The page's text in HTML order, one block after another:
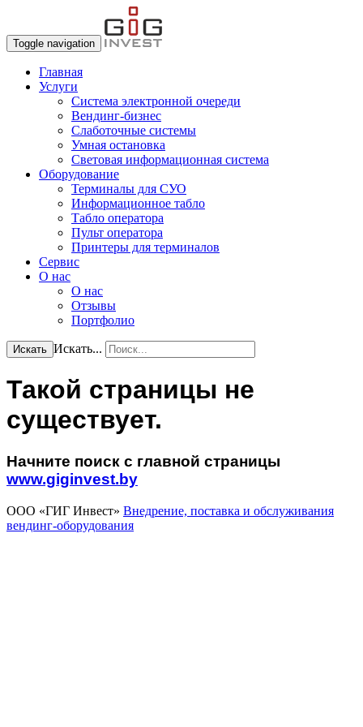
Toggle navigation
Главная
Услуги
Система электронной очереди
Вендинг-бизнес
Слаботочные системы
Умная остановка
Световая информационная система
Оборудование
Терминалы для СУО
Информационное табло
Табло оператора
Пульт оператора
Принтеры для терминалов
Сервис
О нас
О нас
Отзывы
Портфолио
Искать Искать...
Такой страницы не
существует.
Начните поиск с главной страницы
www.giginvest.by
ООО «ГИГ Инвест» Внедрение, поставка и обслуживания
вендинг-оборудования